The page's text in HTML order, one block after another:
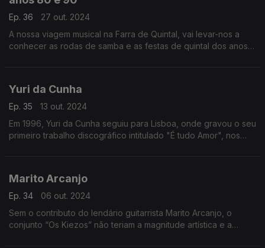
Ep. 36
27 out. 2024
A nossa viagem musical na Farra de Quintal, vai levar-nos a
conhecer as rodas de samba e as festas de quintal dos anos
Yuri da Cunha
Ep. 35
13 out. 2024
Em 1996, Yuri da Cunha seguiu para Lisboa, onde gravou o seu
primeiro trabalho discográfico intitulado "É tudo Amor", nos
Marito Arcanjo
Ep. 34
06 out. 2024
Sem o contributo do lendário guitarrista Marito Arcanjo, o
conjunto “Os Kiezos” não teriam a magnitude artística e a